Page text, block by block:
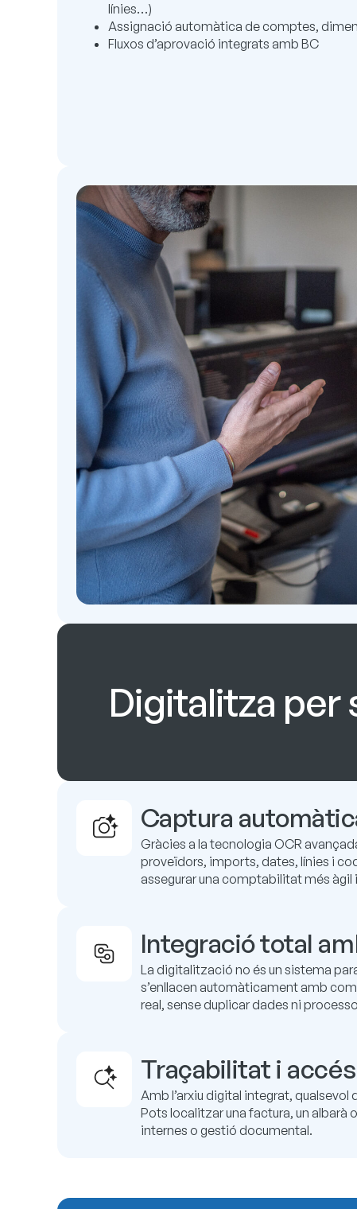
línies…)
Assignació automàtica de comptes,
Fluxos d’aprovació integrats amb BC
Digitalitza per
Captura
Gràcies a la tecnologia OCR
proveïdors, imports, dates, línies i
assegurar una comptabilitat més àgil
Integració total
La digitalització no és un sistema
s’enllacen automàticament amb
real, sense duplicar dades ni
Traçabilitat i
Amb l’arxiu digital integrat,
Pots localitzar una factura, un albarà
internes o gestió documental.